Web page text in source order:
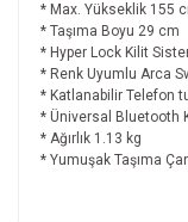
* Max. Yükseklik 155
* Taşıma Boyu 29 cm
* Hyper Lock Kilit
* Renk Uyumlu Arca
* Katlanabilir Telefon
* Üniversal Bluetooth
* Ağırlık 1.13 kg
* Yumuşak Taşıma